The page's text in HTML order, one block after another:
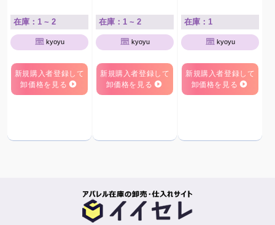
在庫：1 ~ 2
kyoyu
新規購入者登録して
卸価格を見る
在庫：1 ~ 2
kyoyu
新規購入者登録して
卸価格を見る
在庫：1
kyoyu
新規購入者登録して
卸価格を見る